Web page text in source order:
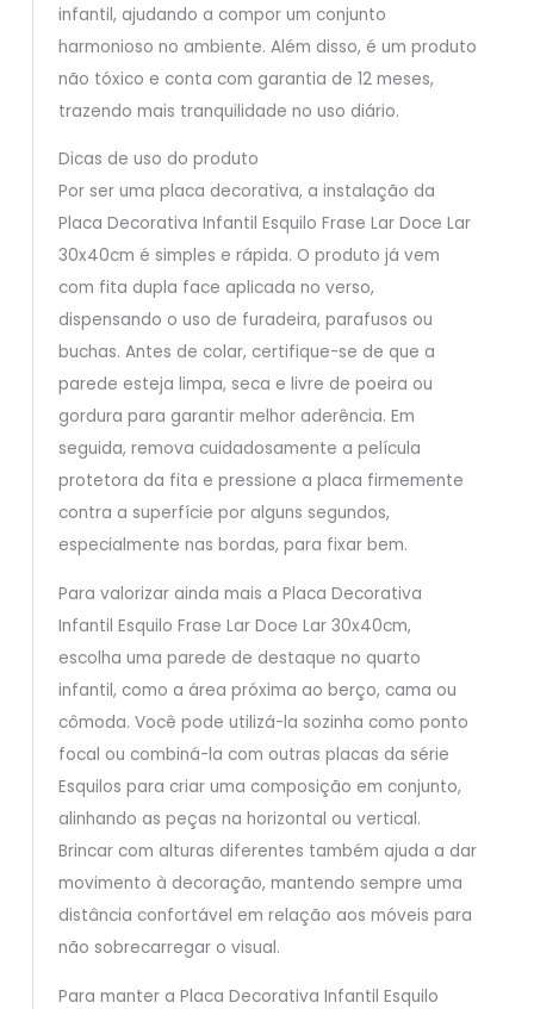
infantil, ajudando a compor um conjunto
harmonioso no ambiente. Além disso, é um produto
não tóxico e conta com garantia de 12 meses,
trazendo mais tranquilidade no uso diário.
Dicas de uso do produto
Por ser uma placa decorativa, a instalação da
Placa Decorativa Infantil Esquilo Frase Lar Doce Lar
30x40cm é simples e rápida. O produto já vem
com fita dupla face aplicada no verso,
dispensando o uso de furadeira, parafusos ou
buchas. Antes de colar, certifique-se de que a
parede esteja limpa, seca e livre de poeira ou
gordura para garantir melhor aderência. Em
seguida, remova cuidadosamente a película
protetora da fita e pressione a placa firmemente
contra a superfície por alguns segundos,
especialmente nas bordas, para fixar bem.
Para valorizar ainda mais a Placa Decorativa
Infantil Esquilo Frase Lar Doce Lar 30x40cm,
escolha uma parede de destaque no quarto
infantil, como a área próxima ao berço, cama ou
cômoda. Você pode utilizá-la sozinha como ponto
focal ou combiná-la com outras placas da série
Esquilos para criar uma composição em conjunto,
alinhando as peças na horizontal ou vertical.
Brincar com alturas diferentes também ajuda a dar
movimento à decoração, mantendo sempre uma
distância confortável em relação aos móveis para
não sobrecarregar o visual.
Para manter a Placa Decorativa Infantil Esquilo